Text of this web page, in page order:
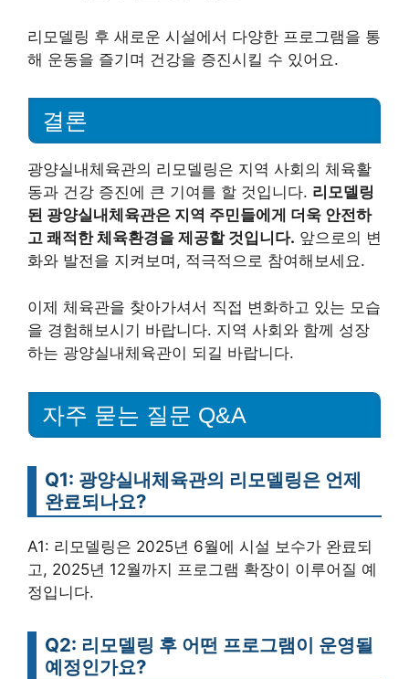
리모델링 후 새로운 시설에서 다양한 프로그램을 통
해 운동을 즐기며 건강을 증진시킬 수 있어요.
결론
광양실내체육관의 리모델링은 지역 사회의 체육활
동과 건강 증진에 큰 기여를 할 것입니다. 리모델링
된 광양실내체육관은 지역 주민들에게 더욱 안전하
고 쾌적한 체육환경을 제공할 것입니다. 앞으로의 변
화와 발전을 지켜보며, 적극적으로 참여해보세요.
이제 체육관을 찾아가셔서 직접 변화하고 있는 모습
을 경험해보시기 바랍니다. 지역 사회와 함께 성장
하는 광양실내체육관이 되길 바랍니다.
자주 묻는 질문 Q&A
Q1: 광양실내체육관의 리모델링은 언제
완료되나요?
A1: 리모델링은 2025년 6월에 시설 보수가 완료되
고, 2025년 12월까지 프로그램 확장이 이루어질 예
정입니다.
Q2: 리모델링 후 어떤 프로그램이 운영될
예정인가요?